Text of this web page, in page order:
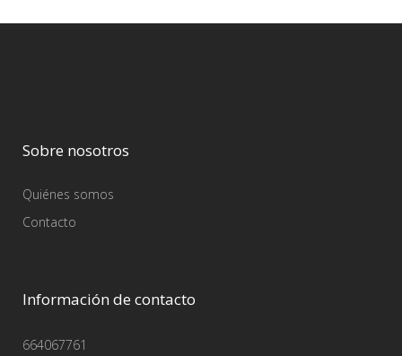
Sobre nosotros
Quiénes somos
Contacto
Información de contacto
664067761